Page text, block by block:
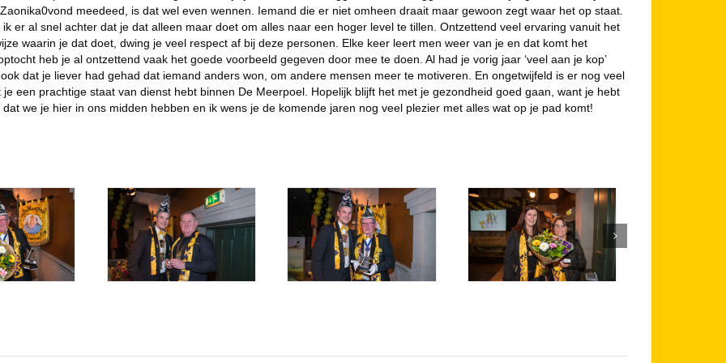
meedeed, is dat wel even wennen. Iemand die er niet omheen draait maar gewoon zegt waar het op staat.
er al snel achter dat je dat alleen maar doet om alles naar een hoger level te tillen. Ontzettend veel ervaring vanuit het
waarin je dat doet, dwing je veel respect af bij deze personen. Elke keer leert men weer van je en dat komt het
heb je al ontzettend vaak het goede voorbeeld gegeven door mee te doen. Al had je vorig jaar ‘veel aan je kop’
dat je liever had gehad dat iemand anders won, om andere mensen meer te motiveren. En ongetwijfeld is er nog veel
een prachtige staat van dienst hebt binnen De Meerpoel. Hopelijk blijft het met je gezondheid goed gaan, want je hebt
we je hier in ons midden hebben en ik wens je de komende jaren nog veel plezier met alles wat op je pad komt!